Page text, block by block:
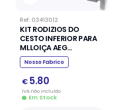
Ref. 03413012
KIT RODIZIOS DO
CESTO INFERIOR PARA
MLLOIÇA AEG
ELECTROLUX ZANUSSI
(8 UNIDADES)
Nosso Fabrico
€ 5.80
IVA nãoincluído
Em Stock